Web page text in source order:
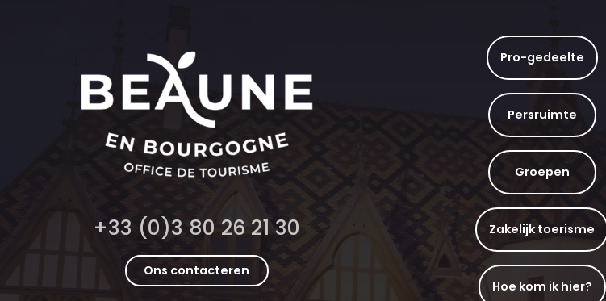
+33 (0)3 80 26 21 30
Ons contacteren
Pro-gedeelte
Persruimte
Groepen
Zakelijk toerisme
Hoe kom ik hier?